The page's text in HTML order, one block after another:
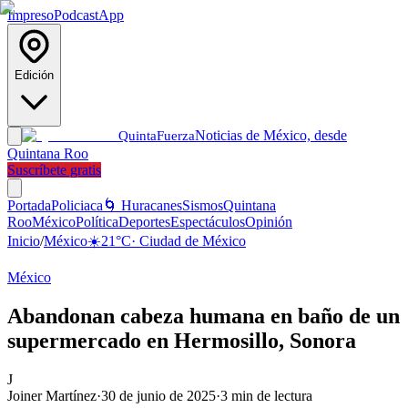
ImpresoPodcastApp
Edición
QuintaFuerzaNoticias de México, desde
Quintana Roo
Suscríbete gratis
PortadaPoliciaca 🌀 HuracanesSismosQuintana
RooMéxicoPolíticaDeportesEspectáculosOpinión
Inicio/México☀️21°C· Ciudad de México
México
Abandonan cabeza humana en baño de un
supermercado en Hermosillo, Sonora
J
Joiner Martínez·30 de junio de 2025·3 min de lectura